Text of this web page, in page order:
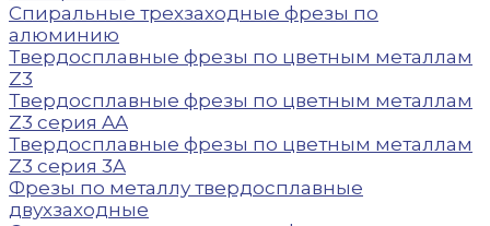
Спиральные трехзаходные фрезы по
алюминию
Твердосплавные фрезы по цветным металлам
Z3
Твердосплавные фрезы по цветным металлам
Z3 серия AA
Твердосплавные фрезы по цветным металлам
Z3 серия 3A
Фрезы по металлу твердосплавные
двухзаходные